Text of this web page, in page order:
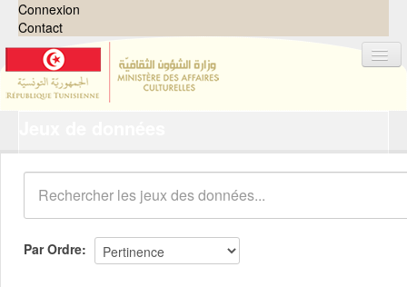
Connexion
Contact
Organisations
Groupes
Demandes 0
À propos
Par Ordre